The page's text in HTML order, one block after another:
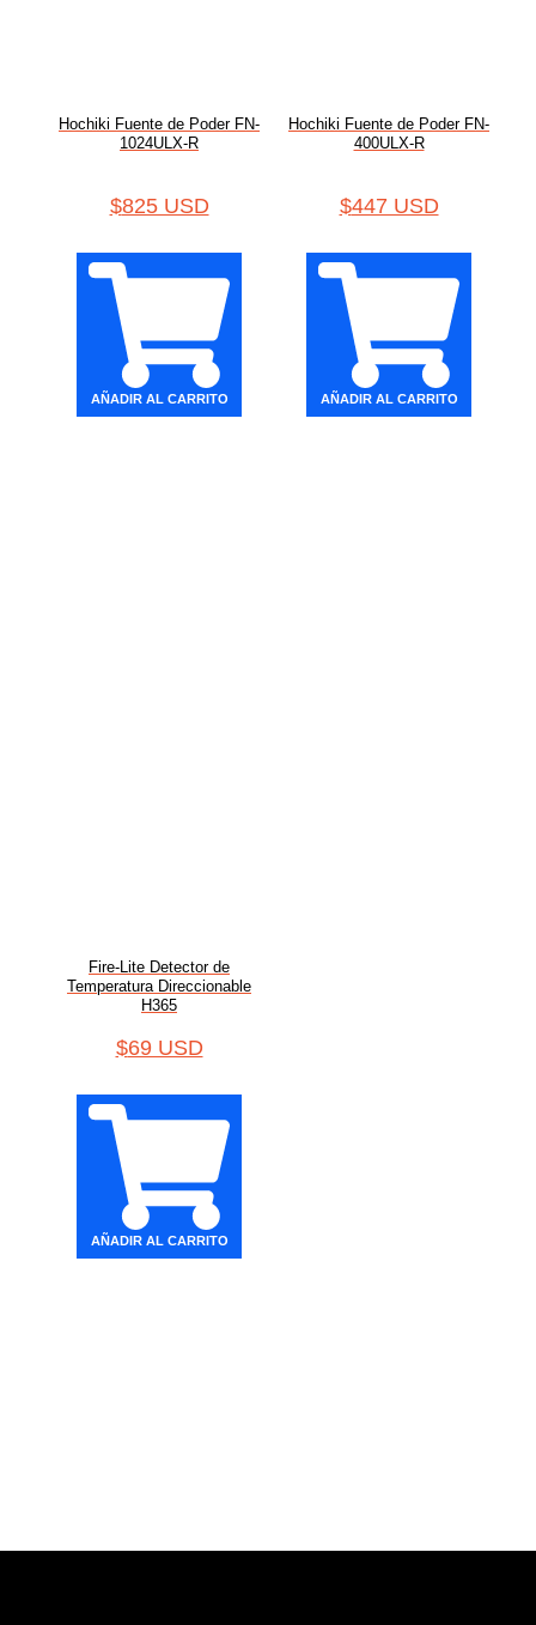
Hochiki Fuente de Poder FN-
1024ULX-R
$825 USD
AÑADIR AL CARRITO
Hochiki Fuente de Poder FN-
400ULX-R
$447 USD
AÑADIR AL CARRITO
Fire-Lite Detector de
Temperatura Direccionable
H365
$69 USD
AÑADIR AL CARRITO